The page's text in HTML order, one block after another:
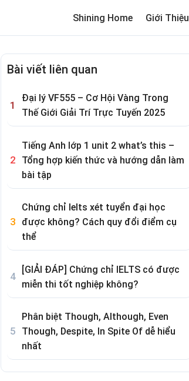
Shining Home Giới Thiệu
MemeReview trường cho bé
Bài viết liên quan
Đại lý VF555 – Cơ Hội Vàng Trong
Thế Giới Giải Trí Trực Tuyến 2025
Tiếng Anh lớp 1 unit 2 what’s this –
Tổng hợp kiến thức và hướng dẫn làm
bài tập
Chứng chỉ Ielts xét tuyển đại học
được không? Cách quy đổi điểm cụ
thể
[GIẢI ĐÁP] Chứng chỉ IELTS có được
miễn thi tốt nghiệp không?
Phân biệt Though, Although, Even
Though, Despite, In Spite Of dễ hiểu
nhất